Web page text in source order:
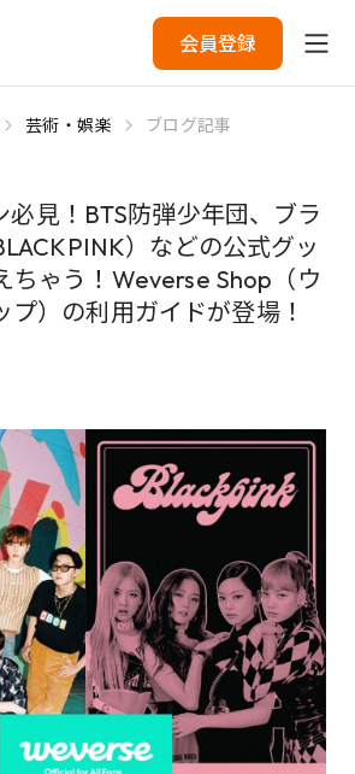
会員登録
芸術・娯楽 ブログ記事
見！BTS防弾少年団、ブラ
）などの公式グッ
ちゃう！Weverse Shop（ウ
プ）の利用ガイドが登場！